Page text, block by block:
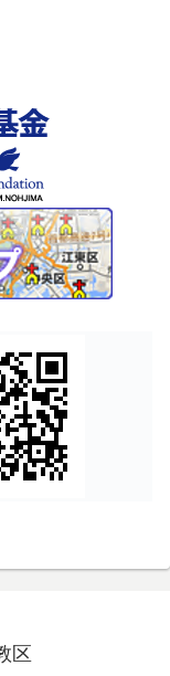
区